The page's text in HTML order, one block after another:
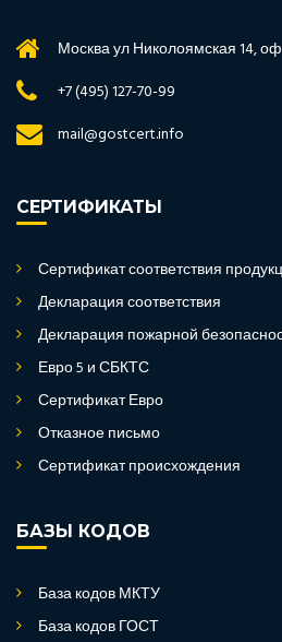
Москва ул Николоямская 14,
+7 (495) 127-70-99
mail@gostcert.info
СЕРТИФИКАТЫ
Сертификат соответствия
Декларация соответствия
Декларация пожарной
Евро 5 и СБКТС
Сертификат Евро
Отказное письмо
Сертификат происхождения
БАЗЫ КОДОВ
База кодов МКТУ
База кодов ГОСТ